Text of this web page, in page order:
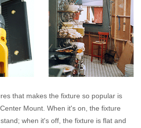
that makes the fixture so popular is
Mount. When it's on, the fixture
when it's off, the fixture is flat and